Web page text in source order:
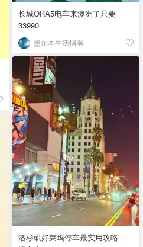
长城ORA5电车来澳洲了只要
33990
墨尔本生活指南
洛杉矶好莱坞停车最实用攻略，